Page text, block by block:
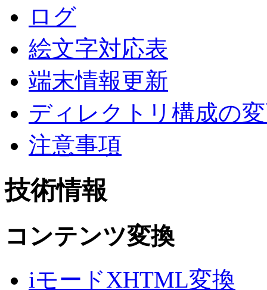
ログ
絵文字対応表
端末情報更新
ディレクトリ構成の
注意事項
技術情報
コンテンツ変換
iモードXHTML変換